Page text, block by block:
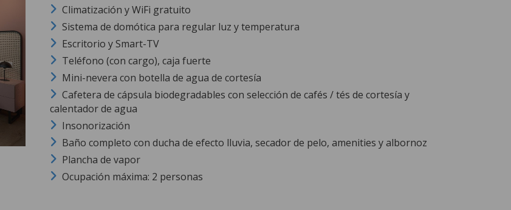
Climatización y WiFi gratuito
Sistema de domótica para regular luz y temperatura
Escritorio y Smart-TV
Teléfono (con cargo), caja fuerte
Mini-nevera con botella de agua de cortesía
Cafetera de cápsula biodegradables con selección de cafés / tés de cortesía y
calentador de agua
Insonorización
Baño completo con ducha de efecto lluvia, secador de pelo, amenities y albornoz
Plancha de vapor
Ocupación máxima: 2 personas